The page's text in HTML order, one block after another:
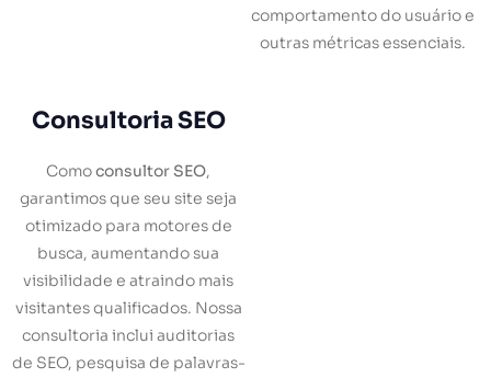
comportamento do usuário e
outras métricas essenciais.
Consultoria SEO
Comoconsultor SEO,
garantimos que seu site seja
otimizado para motores de
busca, aumentando sua
visibilidade e atraindo mais
visitantes qualificados. Nossa
consultoria inclui auditorias
de SEO, pesquisa de palavras-